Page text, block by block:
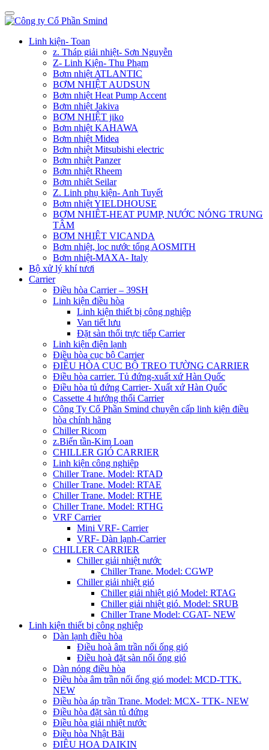
Linh kiện- Toan
z. Tháp giải nhiệt- Sơn Nguyễn
Z- Linh Kiện- Thu Phạm
Bơm nhiệt ATLANTIC
BƠM NHIỆT AUDSUN
Bơm nhiệt Heat Pump Accent
Bơm nhiệt Jakiva
BƠM NHIỆT jiko
Bơm nhiệt KAHAWA
Bơm nhiệt Midea
Bơm nhiệt Mitsubishi electric
Bơm nhiệt Panzer
Bơm nhiệt Rheem
Bơm nhiêt Seilar
Z. Linh phụ kiện- Anh Tuyết
Bơm nhiệt YIELDHOUSE
BƠM NHIÊT-HEAT PUMP, NƯỚC NÓNG TRUNG
TÂM
BƠM NHIỆT VICANDA
Bơm nhiệt, lọc nước tổng AOSMITH
Bơm nhiệt-MAXA- Italy
Bộ xử lý khí tươi
Carrier
Điều hòa Carrier – 39SH
Linh kiện điều hòa
Linh kiện thiết bị công nghiệp
Van tiết lưu
Đặt sàn thổi trực tiếp Carrier
Linh kiện điện lạnh
Điều hòa cục bộ Carrier
ĐIỀU HÒA CỤC BỘ TREO TƯỜNG CARRIER
Điều hòa carrier. Tủ đứng-xuất xứ Hàn Quốc
Điều hòa tủ đứng Carrier- Xuất xứ Hàn Quốc
Cassette 4 hướng thổi Carrier
Công Ty Cổ Phần Smind chuyên cấp linh kiện điều
hòa chính hãng
Chiller Ricom
z.Biến tần-Kim Loan
CHILLER GIÓ CARRIER
Linh kiện công nghiệp
Chiller Trane. Model: RTAD
Chiller Trane. Model: RTAE
Chiller Trane. Model: RTHE
Chiller Trane. Model: RTHG
VRF Carrier
Mini VRF- Carrier
VRF- Dàn lạnh-Carrier
CHILLER CARRIER
Chiller giải nhiệt nước
Chiller Trane. Model: CGWP
Chiller giải nhiệt gió
Chiller giải nhiệt gió Model: RTAG
Chiller giải nhiệt gió. Model: SRUB
Chiller Trane Model: CGAT- NEW
Linh kiện thiết bị công nghiệp
Dàn lạnh điều hòa
Điều hoà âm trần nối ống gió
Điều hoà đặt sàn nối ống gió
Dàn nóng điều hòa
Điều hòa âm trần nối ống gió model: MCD-TTK.
NEW
Điều hòa áp trần Trane. Model: MCX- TTK- NEW
Điều hòa đặt sàn tủ đứng
Điều hòa giải nhiệt nước
Điều hòa Nhật Bãi
ĐIÊU HOA DAIKIN